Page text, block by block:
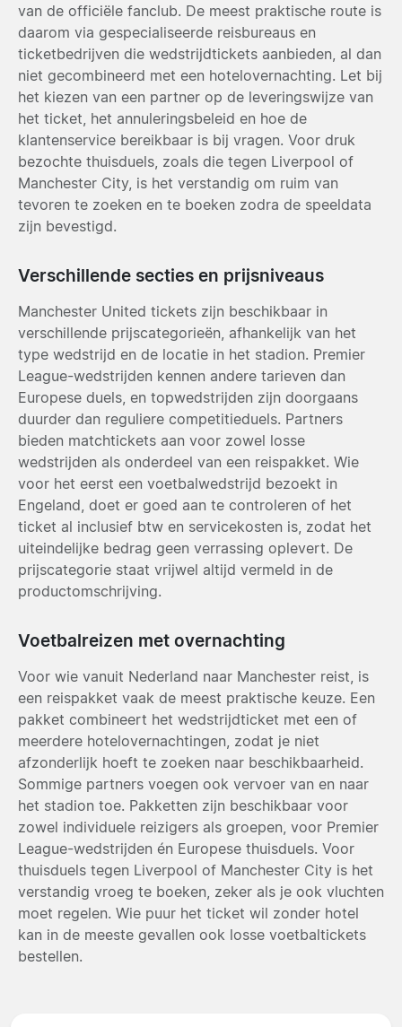
van de officiële fanclub. De meest praktische route is
daarom via gespecialiseerde reisbureaus en
ticketbedrijven die wedstrijdtickets aanbieden, al dan
niet gecombineerd met een hotelovernachting. Let bij
het kiezen van een partner op de leveringswijze van
het ticket, het annuleringsbeleid en hoe de
klantenservice bereikbaar is bij vragen. Voor druk
bezochte thuisduels, zoals die tegen Liverpool of
Manchester City, is het verstandig om ruim van
tevoren te zoeken en te boeken zodra de speeldata
zijn bevestigd.
Verschillende secties en prijsniveaus
Manchester United tickets zijn beschikbaar in
verschillende prijscategorieën, afhankelijk van het
type wedstrijd en de locatie in het stadion. Premier
League-wedstrijden kennen andere tarieven dan
Europese duels, en topwedstrijden zijn doorgaans
duurder dan reguliere competitieduels. Partners
bieden matchtickets aan voor zowel losse
wedstrijden als onderdeel van een reispakket. Wie
voor het eerst een voetbalwedstrijd bezoekt in
Engeland, doet er goed aan te controleren of het
ticket al inclusief btw en servicekosten is, zodat het
uiteindelijke bedrag geen verrassing oplevert. De
prijscategorie staat vrijwel altijd vermeld in de
productomschrijving.
Voetbalreizen met overnachting
Voor wie vanuit Nederland naar Manchester reist, is
een reispakket vaak de meest praktische keuze. Een
pakket combineert het wedstrijdticket met een of
meerdere hotelovernachtingen, zodat je niet
afzonderlijk hoeft te zoeken naar beschikbaarheid.
Sommige partners voegen ook vervoer van en naar
het stadion toe. Pakketten zijn beschikbaar voor
zowel individuele reizigers als groepen, voor Premier
League-wedstrijden én Europese thuisduels. Voor
thuisduels tegen Liverpool of Manchester City is het
verstandig vroeg te boeken, zeker als je ook vluchten
moet regelen. Wie puur het ticket wil zonder hotel
kan in de meeste gevallen ook losse voetbaltickets
bestellen.